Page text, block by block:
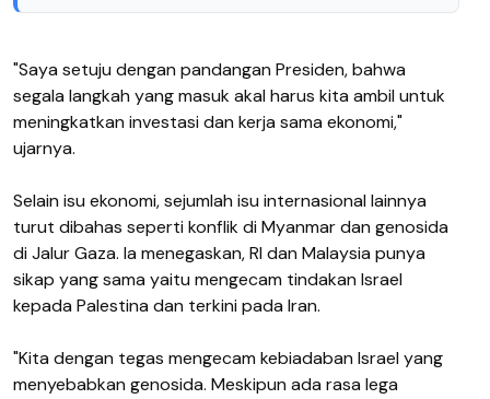
"Saya setuju dengan pandangan Presiden, bahwa
segala langkah yang masuk akal harus kita ambil untuk
meningkatkan investasi dan kerja sama ekonomi,"
ujarnya.
Selain isu ekonomi, sejumlah isu internasional lainnya
turut dibahas seperti konflik di Myanmar dan genosida
di Jalur Gaza. Ia menegaskan, RI dan Malaysia punya
sikap yang sama yaitu mengecam tindakan Israel
kepada Palestina dan terkini pada Iran.
"Kita dengan tegas mengecam kebiadaban Israel yang
menyebabkan genosida. Meskipun ada rasa lega